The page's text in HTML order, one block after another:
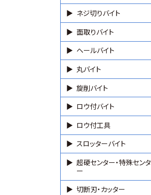
ネジ切りバイト
面取りバイト
ヘールバイト
丸バイト
旋削バイト
ロウ付バイト
ロウ付工具
スロッターバイト
超硬センター・特殊センタ
ー
切断刃・カッター